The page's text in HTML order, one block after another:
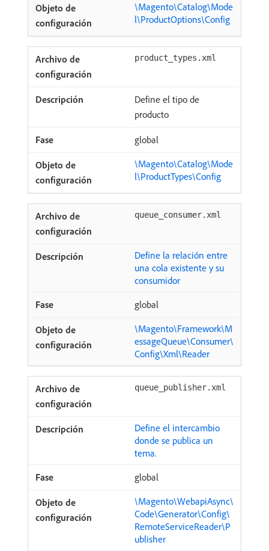
\Magento\Catalog\Mode
l\ProductOptions\Config
product_types.xml
Define el tipo de
producto
global
\Magento\Catalog\Mode
l\ProductTypes\Config
queue_consumer.xml
Define la relación entre
una cola existente y su
consumidor
global
\Magento\Framework\M
essageQueue\Consumer\
Config\Xml\Reader
queue_publisher.xml
Define el intercambio
donde se publica un
tema.
global
\Magento\WebapiAsync\
Code\Generator\Config\
RemoteServiceReader\P
ublisher